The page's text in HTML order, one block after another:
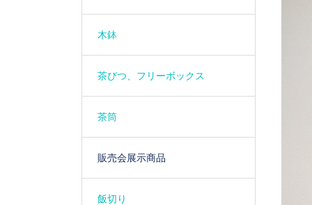
木鉢
茶びつ、フリーボックス
茶筒
販売会展示商品
飯切り